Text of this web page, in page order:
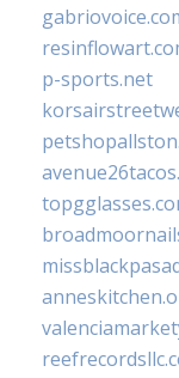
p-sports.net